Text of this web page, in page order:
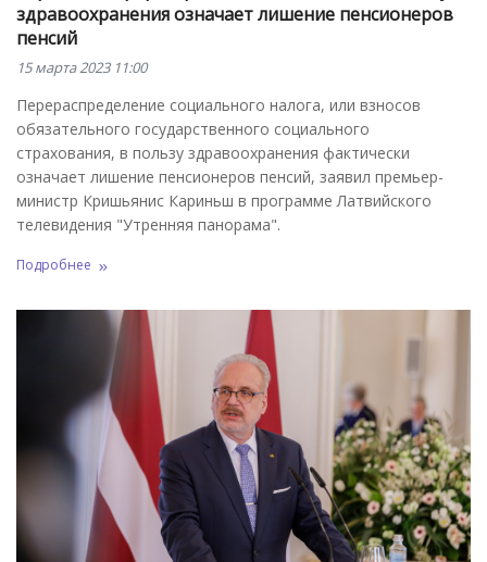
здравоохранения означает лишение пенсионеров
пенсий
15 марта 2023 11:00
Перераспределение социального налога, или взносов
обязательного государственного социального
страхования, в пользу здравоохранения фактически
означает лишение пенсионеров пенсий, заявил премьер-
министр Кришьянис Кариньш в программе Латвийского
телевидения "Утренняя панорама".
Подробнее